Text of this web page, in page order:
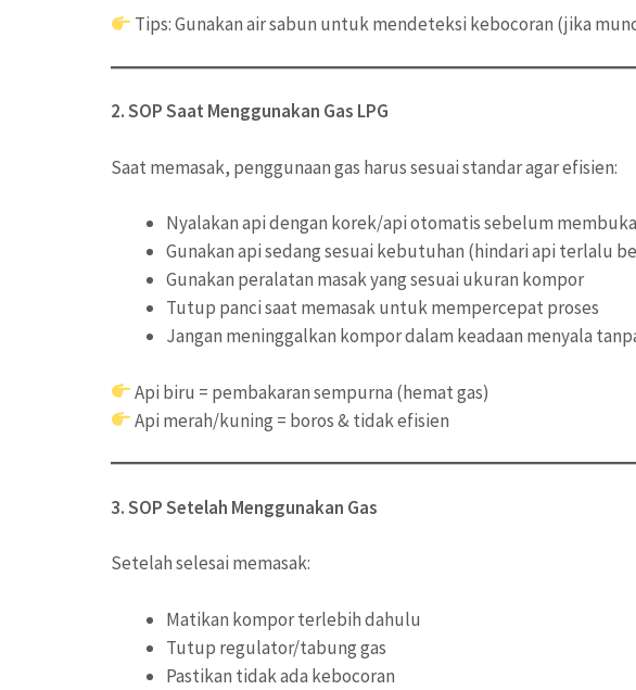
Tips: Gunakan air sabun untuk mendeteksi kebocoran (jika
2. SOP Saat Menggunakan Gas LPG
Saat memasak, penggunaan gas harus sesuai standar agar efisien:
Nyalakan api dengan korek/api otomatis sebelum
Gunakan api sedang sesuai kebutuhan (hindari api terlalu
Gunakan peralatan masak yang sesuai ukuran kompor
Tutup panci saat memasak untuk mempercepat proses
Jangan meninggalkan kompor dalam keadaan menyala
Api biru = pembakaran sempurna (hemat gas)
Api merah/kuning = boros & tidak efisien
3. SOP Setelah Menggunakan Gas
Setelah selesai memasak:
Matikan kompor terlebih dahulu
Tutup regulator/tabung gas
Pastikan tidak ada kebocoran